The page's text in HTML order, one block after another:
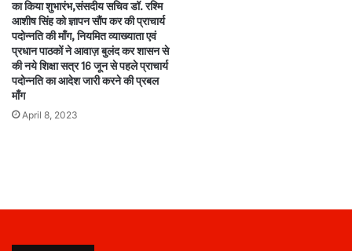
का किया शुभारंभ,संसदीय सचिव डॉ. रश्मि
आशीष सिंह को ज्ञापन सौंप कर की प्राचार्य
पदोन्नति की माँग, नियमित व्याख्याता एवं
प्रधान पाठकों ने आवाज़ बुलंद कर शासन से
की नये शिक्षा सत्र 16 जून से पहले प्राचार्य
पदोन्नति का आदेश जारी करने की प्रबल
माँग
April 8, 2023